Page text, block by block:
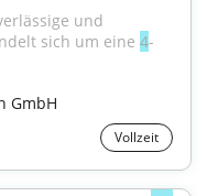
und
sich um eine 4-
GmbH
Vollzeit